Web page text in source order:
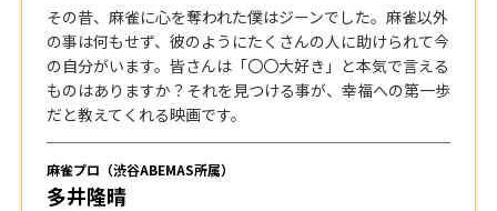
その昔、麻雀に心を奪われた僕はジーンでした。麻雀以外
の事は何もせず、彼のようにたくさんの人に助けられて今
の自分がいます。皆さんは「〇〇大好き」と本気で言える
ものはありますか？それを見つける事が、幸福への第一歩
だと教えてくれる映画です。
麻雀プロ（渋谷ABEMAS所属）
多井隆晴